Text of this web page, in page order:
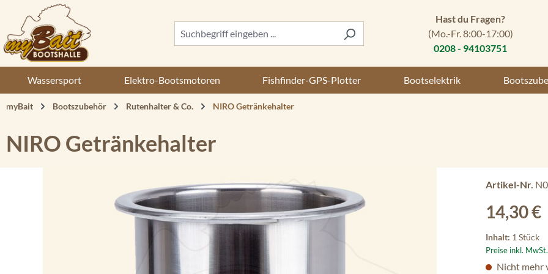
Hauptinhalt springen
Zur Suche springen
Zur Hauptnavigation springen
Hast du Fragen?
(Mo.-Fr. 8:00-17:00)
0208 - 94103751
Wassersport Elektro-Bootsmotoren Fishfinder-GPS-Plotter Bootselektrik
myBait Bootszubehör Rutenhalter & Co. NIRO Getränkehalter
NIRO Getränkehalter
Artikel-Nr.
Regulärer Preis:
14,30 €
Inhalt: 1 Stück
Preise inkl.
Nicht mehr